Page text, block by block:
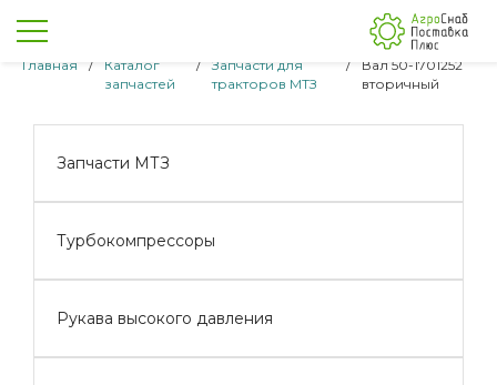
Главная /
Каталог
запчастей
/
Запчасти для
тракторов МТЗ
/
Вал 50-1701252
вторичный
Запчасти МТЗ
Турбокомпрессоры
Рукава высокого давления